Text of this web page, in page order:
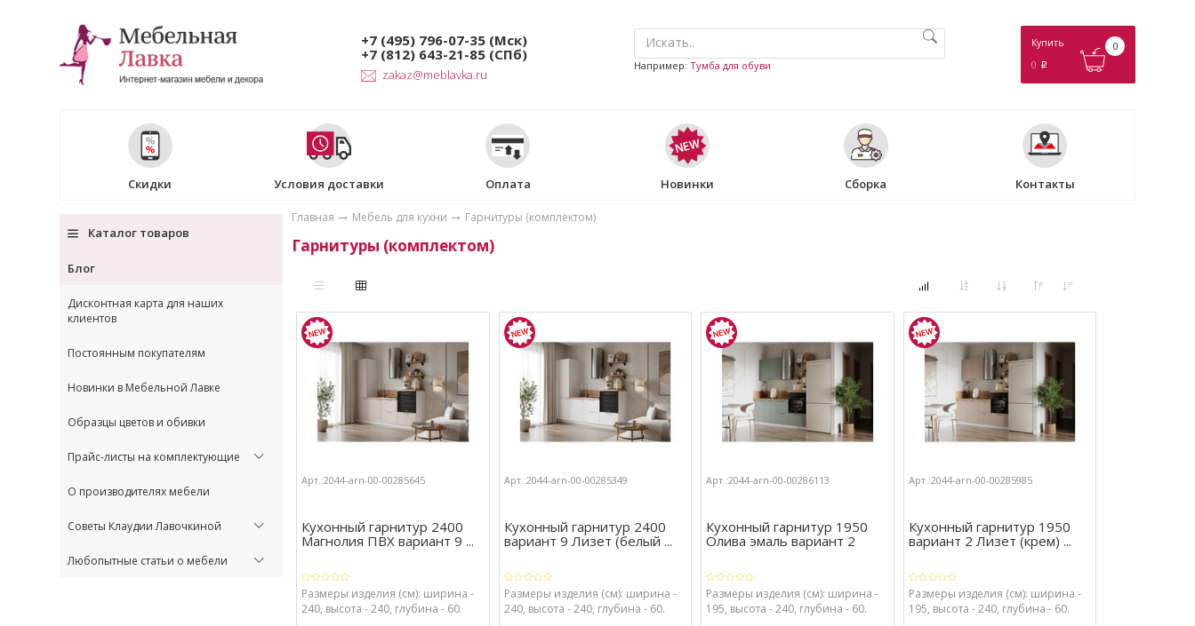
+7 (495) 796-07-35 (Мск)
+7 (812) 643-21-85 (СПб)
zakaz@meblavka.ru
Например: Тумба для обуви
Купить
0 p
0
Скидки Условия доставки Оплата Новинки Сборка Контакты
Каталог товаров
Блог
Дисконтная карта для наших
клиентов
Постоянным покупателям
Новинки в Мебельной Лавке
Образцы цветов и обивки
Прайс-листы на комплектующие
О производителях мебели
Советы Клаудии Лавочкиной
Любопытные статьи о мебели
Главная Мебель для кухни Гарнитуры (комплектом)
Гарнитуры (комплектом)
Арт.:2044-arn-00-00285645
Кухонный гарнитур 2400
Магнолия ПВХ вариант 9 ...
Размеры изделия (см): ширина -
240, высота - 240, глубина - 60.
Арт.:2044-arn-00-00285349
Кухонный гарнитур 2400
вариант 9 Лизет (белый ...
Размеры изделия (см): ширина -
240, высота - 240, глубина - 60.
Арт.:2044-arn-00-00286113
Кухонный гарнитур 1950
Олива эмаль вариант 2
Размеры изделия (см): ширина -
195, высота - 240, глубина - 60.
Арт.:2044-arn-00-00285985
Кухонный гарнитур 1950
вариант 2 Лизет (крем) ...
Размеры изделия (см): ширина -
195, высота - 240, глубина - 60.